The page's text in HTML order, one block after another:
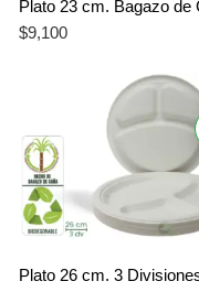
$9,100